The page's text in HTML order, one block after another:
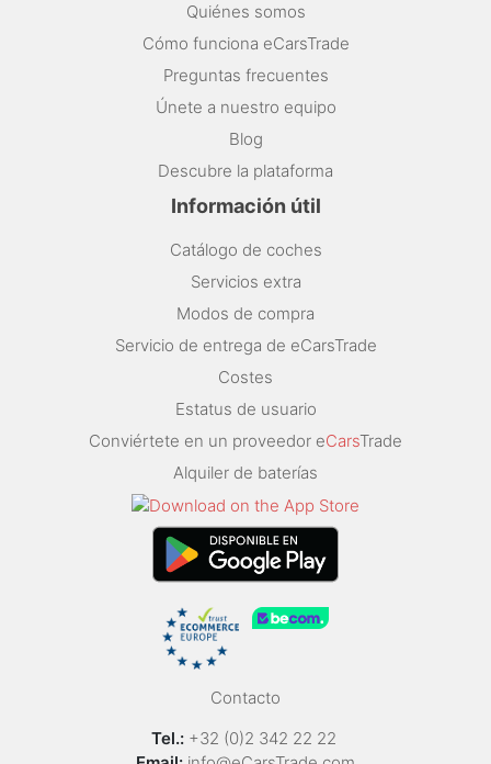
Quiénes somos
Cómo funciona eCarsTrade
Preguntas frecuentes
Únete a nuestro equipo
Blog
Descubre la plataforma
Información útil
Catálogo de coches
Servicios extra
Modos de compra
Servicio de entrega de eCarsTrade
Costes
Estatus de usuario
Conviértete en un proveedor eCarsTrade
Alquiler de baterías
Contacto
Tel.: +32 (0)2 342 22 22